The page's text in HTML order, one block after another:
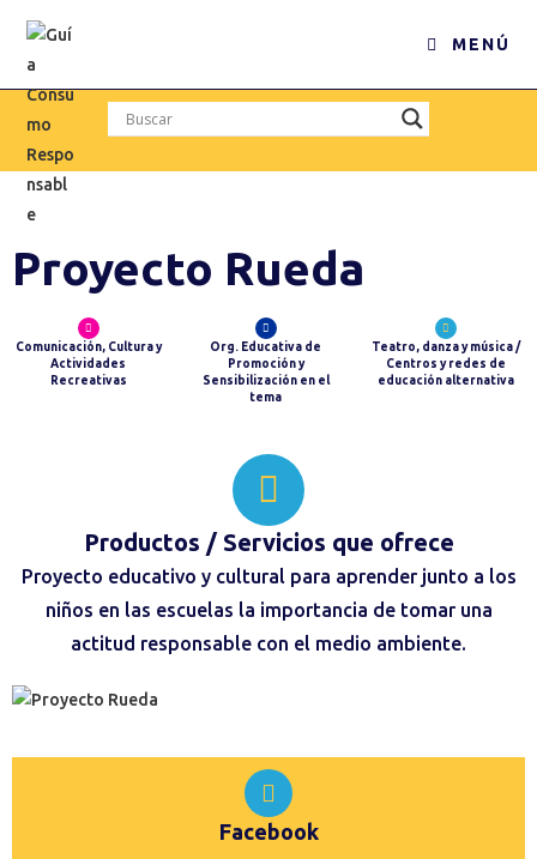
MENÚ
Proyecto Rueda
Comunicación, Cultura y
Actividades
Recreativas
Org. Educativa de
Promoción y
Sensibilización en el
tema
Teatro, danza y música /
Centros y redes de
educación alternativa
Productos / Servicios que ofrece
Proyecto educativo y cultural para aprender junto a los
niños en las escuelas la importancia de tomar una
actitud responsable con el medio ambiente.
Facebook